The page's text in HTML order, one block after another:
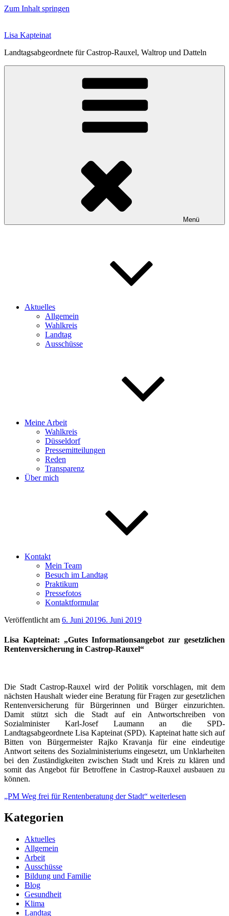
Zum Inhalt springen
Lisa Kapteinat
Landtagsabgeordnete für Castrop-Rauxel, Waltrop und Datteln
Menü
Aktuelles
Allgemein
Wahlkreis
Landtag
Ausschüsse
Meine Arbeit
Wahlkreis
Düsseldorf
Pressemitteilungen
Reden
Transparenz
Über mich
Kontakt
Mein Team
Besuch im Landtag
Praktikum
Pressefotos
Kontaktformular
Veröffentlicht am 6. Juni 20196. Juni 2019
Lisa Kapteinat: „Gutes Informationsangebot zur gesetzlichen
Rentenversicherung in Castrop-Rauxel“
Die Stadt Castrop-Rauxel wird der Politik vorschlagen, mit dem
nächsten Haushalt wieder eine Beratung für Fragen zur gesetzlichen
Rentenversicherung für Bürgerinnen und Bürger einzurichten.
Damit stützt sich die Stadt auf ein Antwortschreiben von
Sozialminister Karl-Josef Laumann an die SPD-
Landtagsabgeordnete Lisa Kapteinat (SPD). Kapteinat hatte sich auf
Bitten von Bürgermeister Rajko Kravanja für eine eindeutige
Antwort seitens des Sozialministeriums eingesetzt, um Unklarheiten
bei den Zuständigkeiten zwischen Stadt und Kreis zu klären und
somit das Angebot für Betroffene in Castrop-Rauxel ausbauen zu
können.
„PM Weg frei für Rentenberatung der Stadt“ weiterlesen
Kategorien
Aktuelles
Allgemein
Arbeit
Ausschüsse
Bildung und Familie
Blog
Gesundheit
Klima
Landtag